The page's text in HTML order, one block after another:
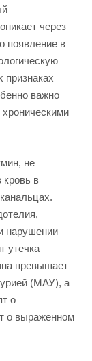
через
появление в
признаках
важно
не
кровь в
нарушении
утечка
превышает
(МАУ), а
о
о выраженном